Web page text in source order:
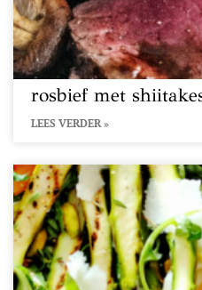
rosbief met
LEES VERDER »